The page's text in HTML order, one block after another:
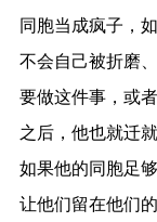
同胞当成疯子，
不会自己被折磨
要做这件事，或
之后，他也就迁
如果他的同胞足
让他们留在他们